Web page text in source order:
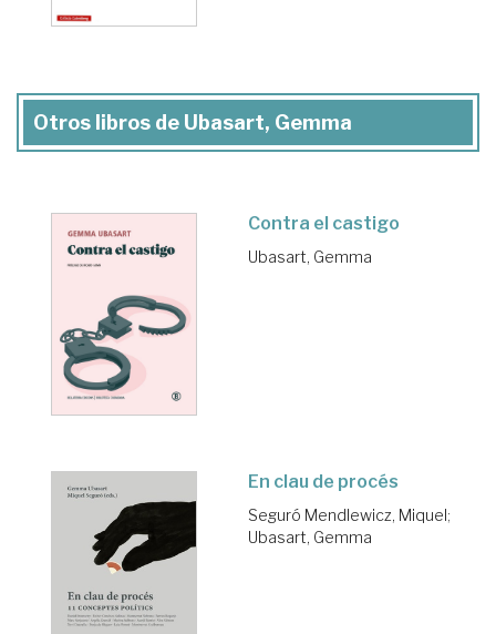
Otros libros de Ubasart, Gemma
Contra el castigo
Ubasart, Gemma
En clau de procés
Seguró Mendlewicz, Miquel;
Ubasart, Gemma